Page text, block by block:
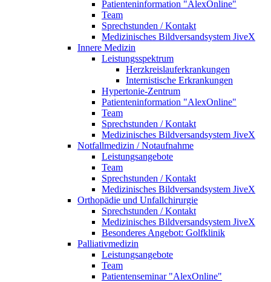
Patienteninformation "AlexOnline"
Team
Sprechstunden / Kontakt
Medizinisches Bildversandsystem JiveX
Innere Medizin
Leistungsspektrum
Herzkreislauferkrankungen
Internistische Erkrankungen
Hypertonie-Zentrum
Patienteninformation "AlexOnline"
Team
Sprechstunden / Kontakt
Medizinisches Bildversandsystem JiveX
Notfallmedizin / Notaufnahme
Leistungsangebote
Team
Sprechstunden / Kontakt
Medizinisches Bildversandsystem JiveX
Orthopädie und Unfallchirurgie
Sprechstunden / Kontakt
Medizinisches Bildversandsystem JiveX
Besonderes Angebot: Golfklinik
Palliativmedizin
Leistungsangebote
Team
Patientenseminar "AlexOnline"